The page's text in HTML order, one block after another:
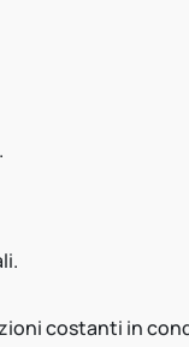
costanti in